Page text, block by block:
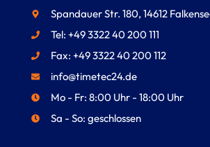
Spandauer Str. 180, 14612
Tel: +49 3322 40 200 111
Fax: +49 3322 40 200 112
info@timetec24.de
Mo - Fr: 8:00 Uhr - 18:00 Uhr
Sa - So: geschlossen